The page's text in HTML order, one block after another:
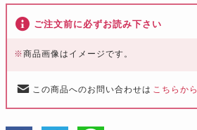
ご注文前に必ずお読み下さい
※商品画像はイメージです。
この商品へのお問い合わせは こちらから